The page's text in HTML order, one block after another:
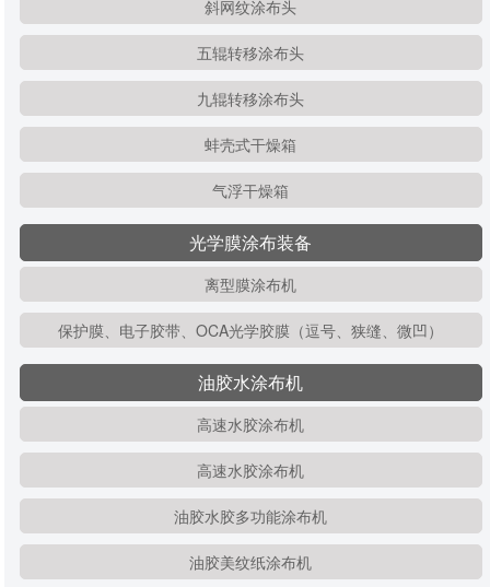
斜网纹涂布头
五辊转移涂布头
九辊转移涂布头
蚌壳式干燥箱
气浮干燥箱
光学膜涂布装备
离型膜涂布机
保护膜、电子胶带、OCA光学胶膜（逗号、狭缝、微凹）
油胶水涂布机
高速水胶涂布机
高速水胶涂布机
油胶水胶多功能涂布机
油胶美纹纸涂布机